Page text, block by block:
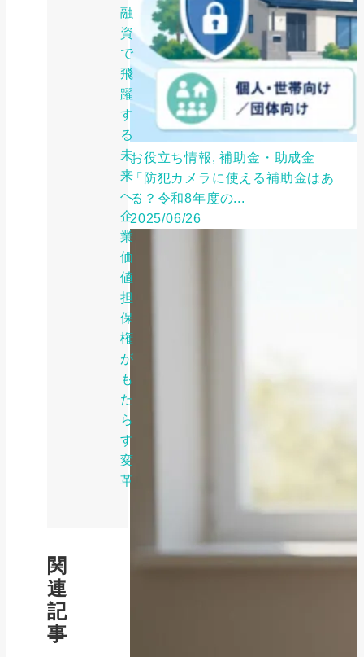
融
資
で
飛
躍
す
る
未
来
へ：
企
業
価
値
担
保
権
が
も
た
ら
す
変
革
関
連
記
事
お役立ち情報, 補助金・助成金
「防犯カメラに使える補助金はあ
る？令和8年度の...
2025/06/26